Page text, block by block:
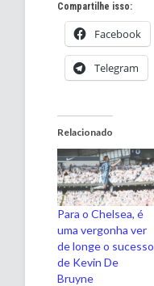
Compartilhe isso:
Facebook
Telegram
Relacionado
Para o Chelsea, é
uma vergonha ver
de longe o sucesso
de Kevin De
Bruyne